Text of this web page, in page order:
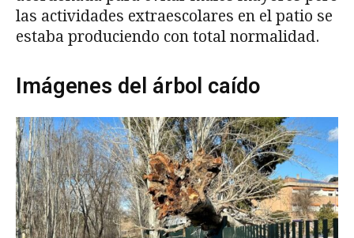
las actividades extraescolares en el patio se
estaba produciendo con total normalidad.
Imágenes del árbol caído